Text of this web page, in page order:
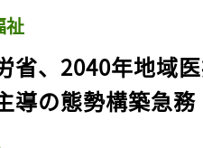
祉
省、2040年地域
導の態勢構築急務